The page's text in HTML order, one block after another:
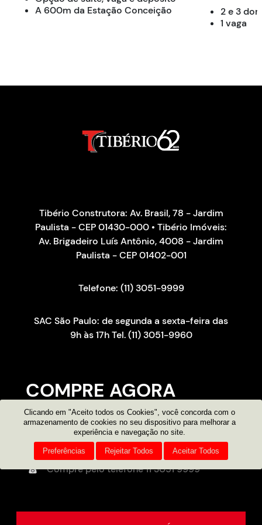
A 600m da Estação Conceição
2 e 3
1 vaga
COMPRE AGORA
Consultor on-line
Atendimento por e-mail
Compre pelo telefone11 3051 9999
Tibério Construtora: Av. Brasil, 78 - Jardim
Paulista - CEP 01430-000 • Tibério Imóveis:
Av. Brigadeiro Luís Antônio, 4008 - Jardim
Paulista - CEP 01402-001
Telefone: (11) 3051-9999
SAC São Paulo: de segunda a sexta-feira das
9h às 17h Tel. (11) 3051-9960
Clicando em "Aceito todos os Cookies", você concorda com o
armazenamento de cookies no seu dispositivo para melhorar a
experiência e navegação no site.
Preferências Rejeitar Todos Aceitar Todos